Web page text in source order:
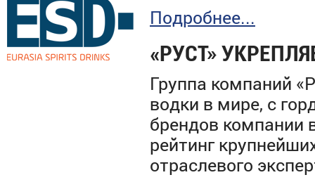
Подробнее...
«РУСТ»
Группа компаний
водки в мире, с
брендов компании
рейтинг
отраслевого